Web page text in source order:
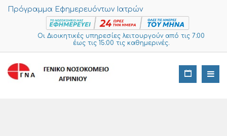
Πρόγραμμα Εφημερευόντων Ιατρών
Οι Διοικητικές υπηρεσίες λειτουργούν από τις 7:00
έως τις 15:00 τις καθημερινές.